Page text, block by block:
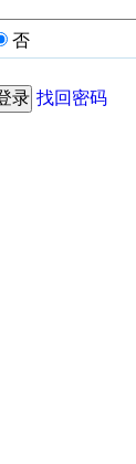
否
找回密码